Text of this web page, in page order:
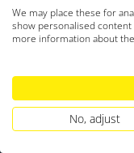
Automatischer
Steuersatz
Kundenportal
Die Suche nach der
die sich mit
Unternehmen
We may place these for
show personalised
more information about
No, adjust